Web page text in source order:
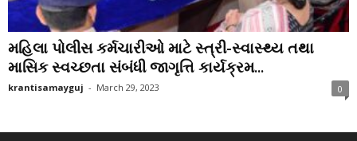
મહિલા પોલીસ કર્મચારીઓ માટે સ્ત્રી-સ્વાસ્થ્ય તથા
માસિક સ્વચ્છતા સંબંધી જાગૃત્તિ કાર્યક્રમ...
krantisamayguj - March 29, 2023 0